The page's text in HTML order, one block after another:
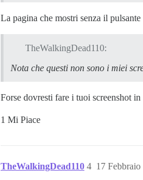
<svg class="fa d-
    </use></svg>
<!--
-->
-->
    </li>
La pagina che mostri senza il
TheWalkingDead110:
Nota che questi non sono i miei
Forse dovresti fare i tuoi screenshot
1 Mi Piace
TheWalkingDead110 17
4